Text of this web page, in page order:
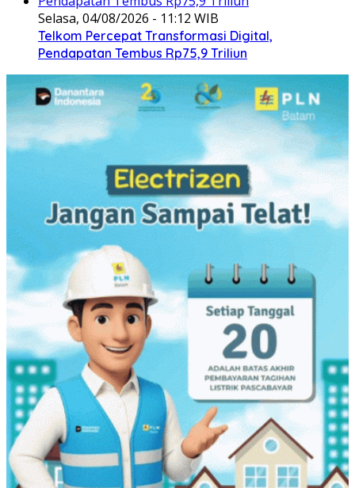
Selasa, 04/08/2026 - 11:12 WIB
Telkom Percepat Transformasi Digital,
Pendapatan Tembus Rp75,9 Triliun